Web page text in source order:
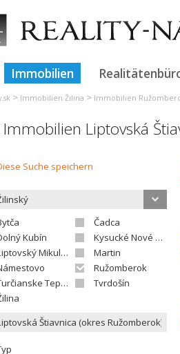
Immobilien
> Immobilien Žilina > Immobilien
Immobilien Liptovská
Suche speichern
Čadca
Kubín
Kysucké Nové Mesto
Mikuláš
Martin
Ružomberok
Teplice
Tvrdošín